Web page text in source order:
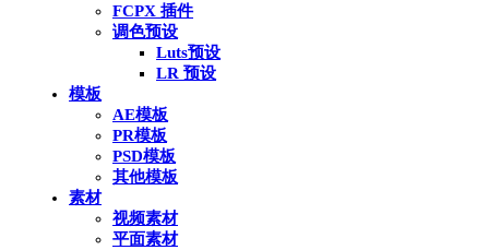
FCPX 插件
调色预设
Luts预设
LR 预设
模板
AE模板
PR模板
PSD模板
其他模板
素材
视频素材
平面素材